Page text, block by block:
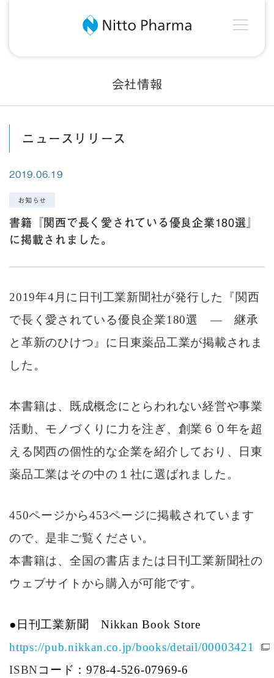
Nitto Pharma
会社情報
ニュースリリース
2019.06.19
お知らせ
書籍『関西で長く愛されている優良企業180選』
に掲載されました。
2019年4 月に日刊工業新聞社が発行した『関西
で長く愛されている優良企業180選―継承
と革新のひけつ』に日東薬品工業が掲載されま
した。
本書籍は、既成概念にとらわれない経営や事業
活動、モノづくりに力を注ぎ、創業６０年を超
える関西の個性的な企業を紹介しており、日東
薬品工業はその中の１社に選ばれました。
450ページから453ページに掲載されています
ので、是非ご覧ください。
本書籍は、 全国の書店または日刊工業新聞社の
ウェブサイトから購入が可能です。
● 日刊工業新聞 Nikkan Book Store
https://pub.nikkan.co.jp/books/detail/00003421
ISBNコード： 978-4-526-07969-6